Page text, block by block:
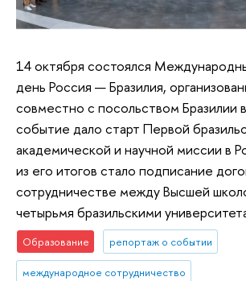
14 октября состоялся
день Россия — Бразилия,
совместно с посольством Бразилии
событие дало старт Первой
академической и научной миссии в
из его итогов стало подписание
сотрудничестве между Высшей
четырьмя бразильскими
Образование репортаж о событии
международное сотрудничество